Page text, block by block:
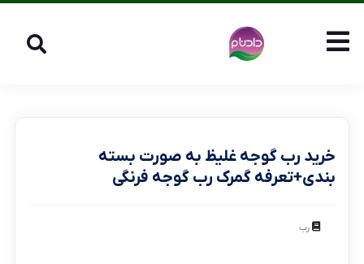
خرید رب گوجه غلیظ به صورت بسته
بندی+تعرفه گمرک رب گوجه فرنگی
رب